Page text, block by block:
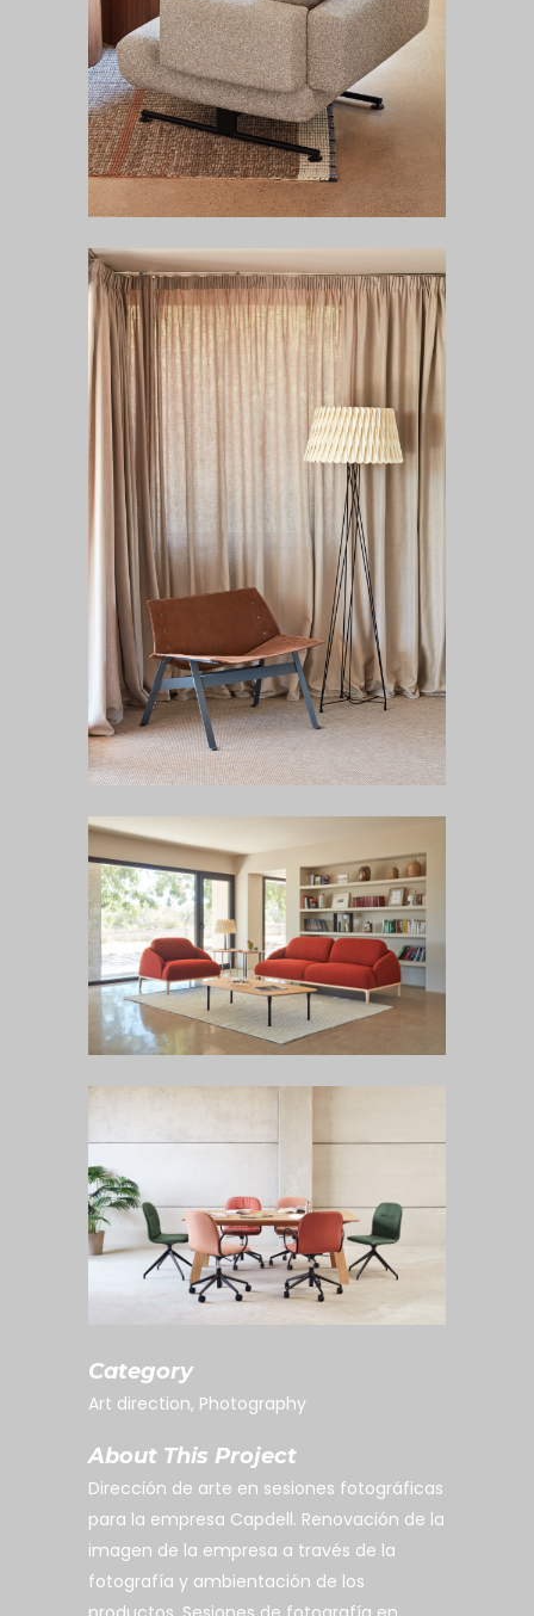
Category
Art direction, Photography
About This Project
Dirección de arte en sesiones fotográficas
para la empresa Capdell. Renovación de la
imagen de la empresa a través de la
fotografía y ambientación de los